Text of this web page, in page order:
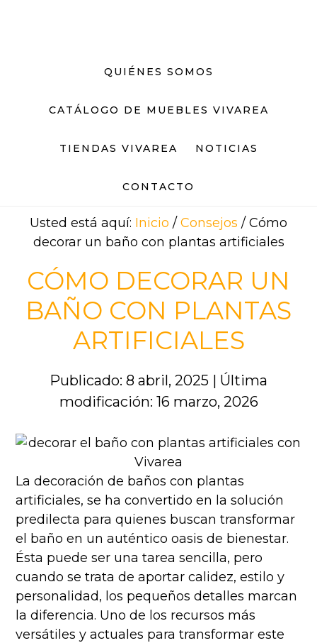
QUIÉNES SOMOS
CATÁLOGO DE MUEBLES VIVAREA
TIENDAS VIVAREA NOTICIAS
CONTACTO
Usted está aquí: Inicio / Consejos / Cómo
decorar un baño con plantas artificiales
CÓMO DECORAR UN
BAÑO CON PLANTAS
ARTIFICIALES
Publicado: 8 abril, 2025 | Última
modificación: 16 marzo, 2026
La decoración de baños con plantas
artificiales, se ha convertido en la solución
predilecta para quienes buscan transformar
el baño en un auténtico oasis de bienestar.
Ésta puede ser una tarea sencilla, pero
cuando se trata de aportar calidez, estilo y
personalidad, los pequeños detalles marcan
la diferencia. Uno de los recursos más
versátiles y actuales para transformar este